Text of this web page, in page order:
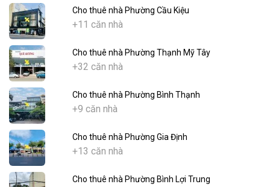
Cho thuê nhà Phường Cầu Kiệu
+11 căn nhà
Cho thuê nhà Phường Thạnh Mỹ Tây
+32 căn nhà
Cho thuê nhà Phường Bình Thạnh
+9 căn nhà
Cho thuê nhà Phường Gia Định
+13 căn nhà
Cho thuê nhà Phường Bình Lợi Trung